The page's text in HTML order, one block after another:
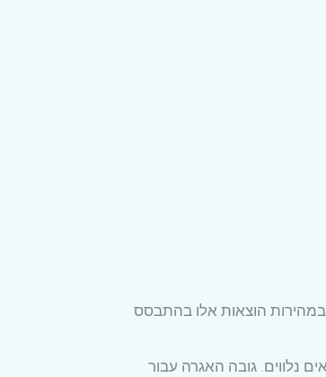
הוצאות אלו בהתבסס
נלווים. גובה האגרה עבור